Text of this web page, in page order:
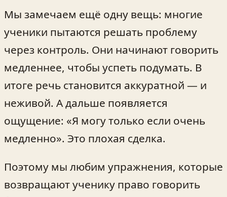
Мы замечаем ещё одну вещь: многие
ученики пытаются решать проблему
через контроль. Они начинают говорить
медленнее, чтобы успеть подумать. В
итоге речь становится аккуратной — и
неживой. А дальше появляется
ощущение: «Я могу только если очень
медленно». Это плохая сделка.
Поэтому мы любим упражнения, которые
возвращают ученику право говорить